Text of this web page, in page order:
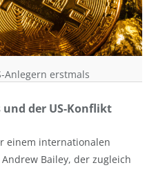
Anlegern erstmals
der US-Konflikt
einem internationalen
Bailey, der zugleich